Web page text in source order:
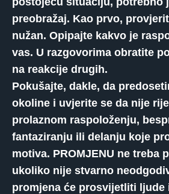
preobražaj. Kao prvo,
nužan. Opipajte kakvo je
vas. U razgovorima obratite
na reakcije drugih.
Pokušajte, dakle, da
okoline i uvjerite se da nije
prolaznom raspoloženju,
fantaziranju ili delanju koje
motiva. PROMJENU ne treba
ukoliko nije stvarno
promjena će prosvijetliti ljude